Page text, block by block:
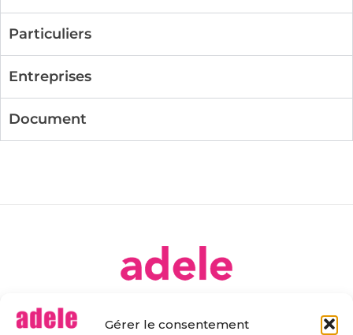
Gérer le consentement
Particuliers
Entreprises
Document
Association déclarée